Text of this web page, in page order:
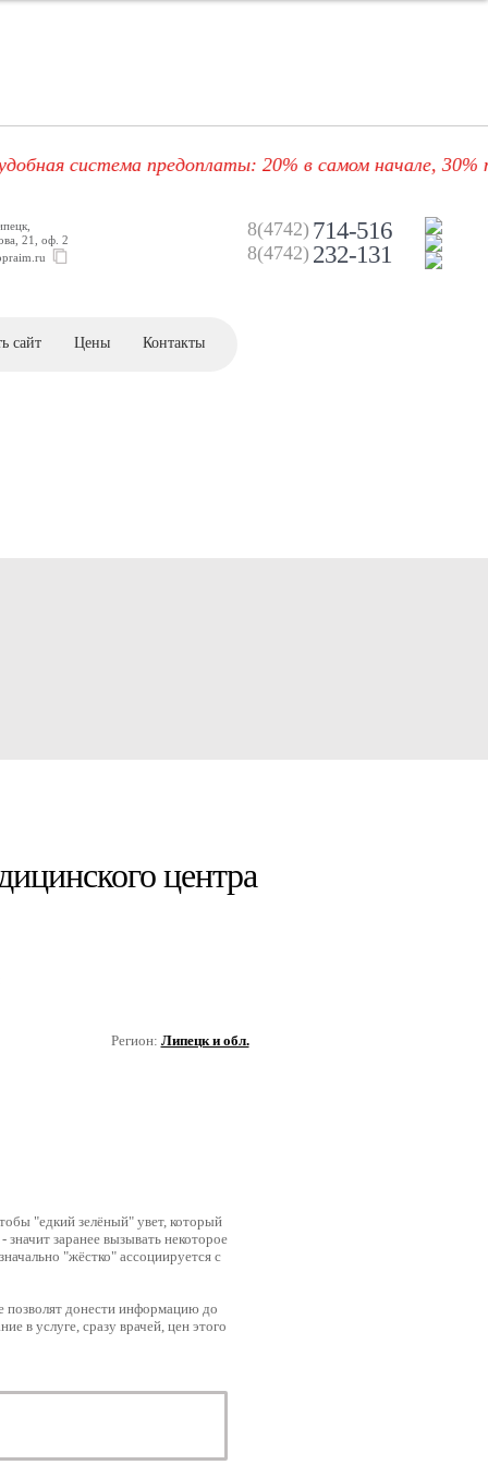
система предоплаты: 20% в самом начале, 30%
21, оф. 2
8(4742) 714-516
8(4742) 232-131
сайт Цены Контакты
центра
Регион: Липецк и обл.
"едкий зелёный" увет, который
заранее вызывать некоторое
"жёстко" ассоциируется с
позволят донести информацию до
в услуге, сразу врачей, цен этого